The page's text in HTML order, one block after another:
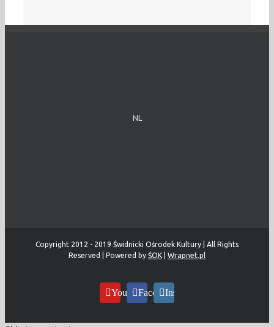
NL
Copyright 2012 - 2019 Świdnicki Ośrodek Kultury | All Rights
Reserved | Powered by ŚOK Wrapnet.pl
YouTubeFacebookInstagram